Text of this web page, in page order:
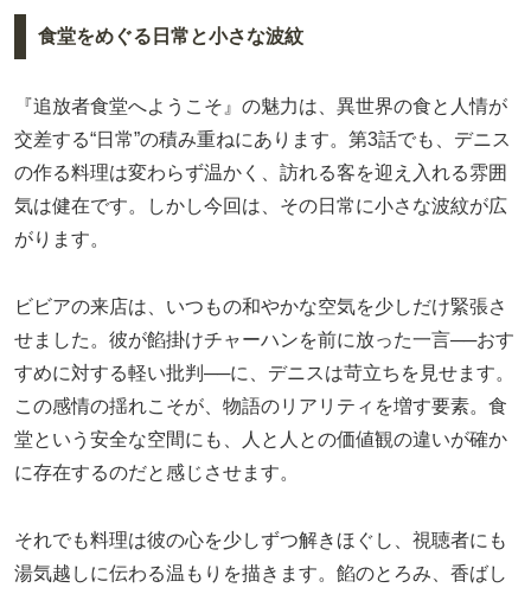
食堂をめぐる日常と小さな波紋
『追放者食堂へようこそ』の魅力は、異世界の食と人情が
交差する“日常”の積み重ねにあります。第3話でも、デニス
の作る料理は変わらず温かく、訪れる客を迎え入れる雰囲
気は健在です。しかし今回は、その日常に小さな波紋が広
がります。
ビビアの来店は、いつもの和やかな空気を少しだけ緊張さ
せました。彼が餡掛けチャーハンを前に放った一言──おす
すめに対する軽い批判──に、デニスは苛立ちを見せます。
この感情の揺れこそが、物語のリアリティを増す要素。食
堂という安全な空間にも、人と人との価値観の違いが確か
に存在するのだと感じさせます。
それでも料理は彼の心を少しずつ解きほぐし、視聴者にも
湯気越しに伝わる温もりを描きます。餡のとろみ、香ばし